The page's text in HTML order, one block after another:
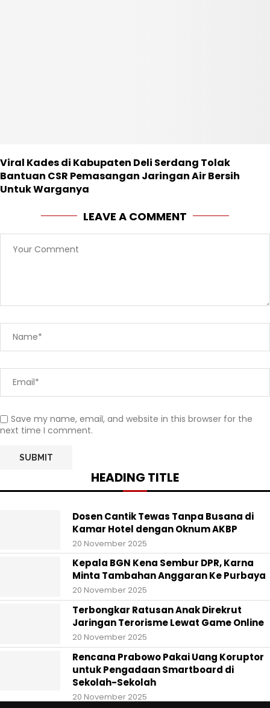
Viral Kades di Kabupaten Deli Serdang Tolak
Bantuan CSR Pemasangan Jaringan Air Bersih
Untuk Warganya
LEAVE A COMMENT
Save my name, email, and website in this browser for the
next time I comment.
HEADING TITLE
Dosen Cantik Tewas Tanpa Busana di
Kamar Hotel dengan Oknum AKBP
20 November 2025
Kepala BGN Kena Sembur DPR, Karna
Minta Tambahan Anggaran Ke Purbaya
20 November 2025
Terbongkar Ratusan Anak Direkrut
Jaringan Terorisme Lewat Game Online
20 November 2025
Rencana Prabowo Pakai Uang Koruptor
untuk Pengadaan Smartboard di
Sekolah-Sekolah
20 November 2025